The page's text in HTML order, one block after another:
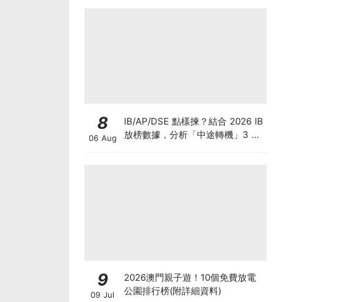
8
06 Aug
IB/AP/DSE 點樣揀？結合 2026 IB
放榜數據，分析「中途轉機」3 大
9
09 Jul
2026澳門親子遊！10個免費放電
公園排行榜(附詳細資料)